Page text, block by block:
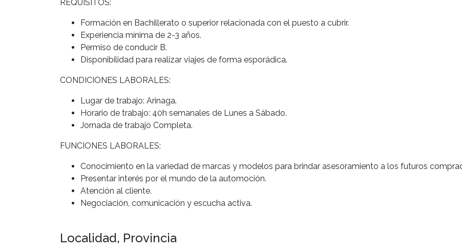
REQUISITOS:
Formación en Bachillerato o superior relacionada con el puesto a cubrir.
Experiencia mínima de 2-3 años.
Permiso de conducir B.
Disponibilidad para realizar viajes de forma esporádica.
CONDICIONES LABORALES:
Lugar de trabajo: Arinaga.
Horario de trabajo: 40h semanales de Lunes a Sábado.
Jornada de trabajo Completa.
FUNCIONES LABORALES:
Conocimiento en la variedad de marcas y modelos para brindar asesoramiento a los futuros
Presentar interés por el mundo de la automoción.
Atención al cliente.
Negociación, comunicación y escucha activa.
Localidad, Provincia